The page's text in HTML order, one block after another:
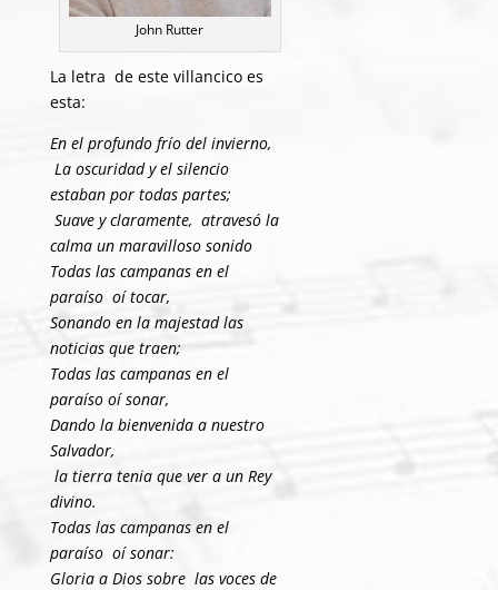
John Rutter
La letra de este villancico es
esta:
En el profundo frío del invierno,
La oscuridad y el silencio
estaban por todas partes;
Suave y claramente, atravesó la
calma un maravilloso sonido
Todas las campanas en el
paraíso oí tocar,
Sonando en la majestad las
noticias que traen;
Todas las campanas en el
paraíso oí sonar,
Dando la bienvenida a nuestro
Salvador,
la tierra tenia que ver a un Rey
divino.
Todas las campanas en el
paraíso oí sonar:
Gloria a Dios sobre las voces de